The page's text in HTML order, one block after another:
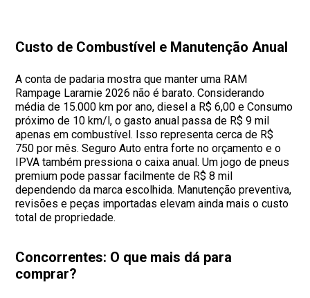
Custo de Combustível e Manutenção Anual
A conta de padaria mostra que manter uma RAM
Rampage Laramie 2026 não é barato. Considerando
média de 15.000 km por ano, diesel a R$ 6,00 e Consumo
próximo de 10 km/l, o gasto anual passa de R$ 9 mil
apenas em combustível. Isso representa cerca de R$
750 por mês. Seguro Auto entra forte no orçamento e o
IPVA também pressiona o caixa anual. Um jogo de pneus
premium pode passar facilmente de R$ 8 mil
dependendo da marca escolhida. Manutenção preventiva,
revisões e peças importadas elevam ainda mais o custo
total de propriedade.
Concorrentes: O que mais dá para
comprar?